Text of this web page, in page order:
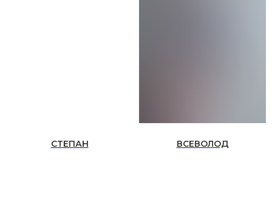
СТЕПАН ВСЕВОЛОД